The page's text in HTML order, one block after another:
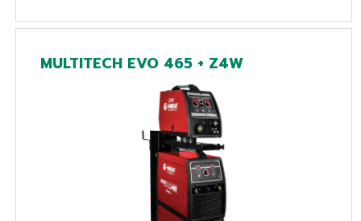
MULTITECH EVO 465 + Z4W